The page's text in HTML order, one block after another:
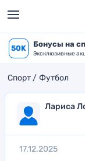
50K Бонусы на
Эксклюзивные
Спорт Футбол
Лариса
17.12.2025